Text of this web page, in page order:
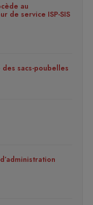
au
de service ISP-SIS
sacs-poubelles